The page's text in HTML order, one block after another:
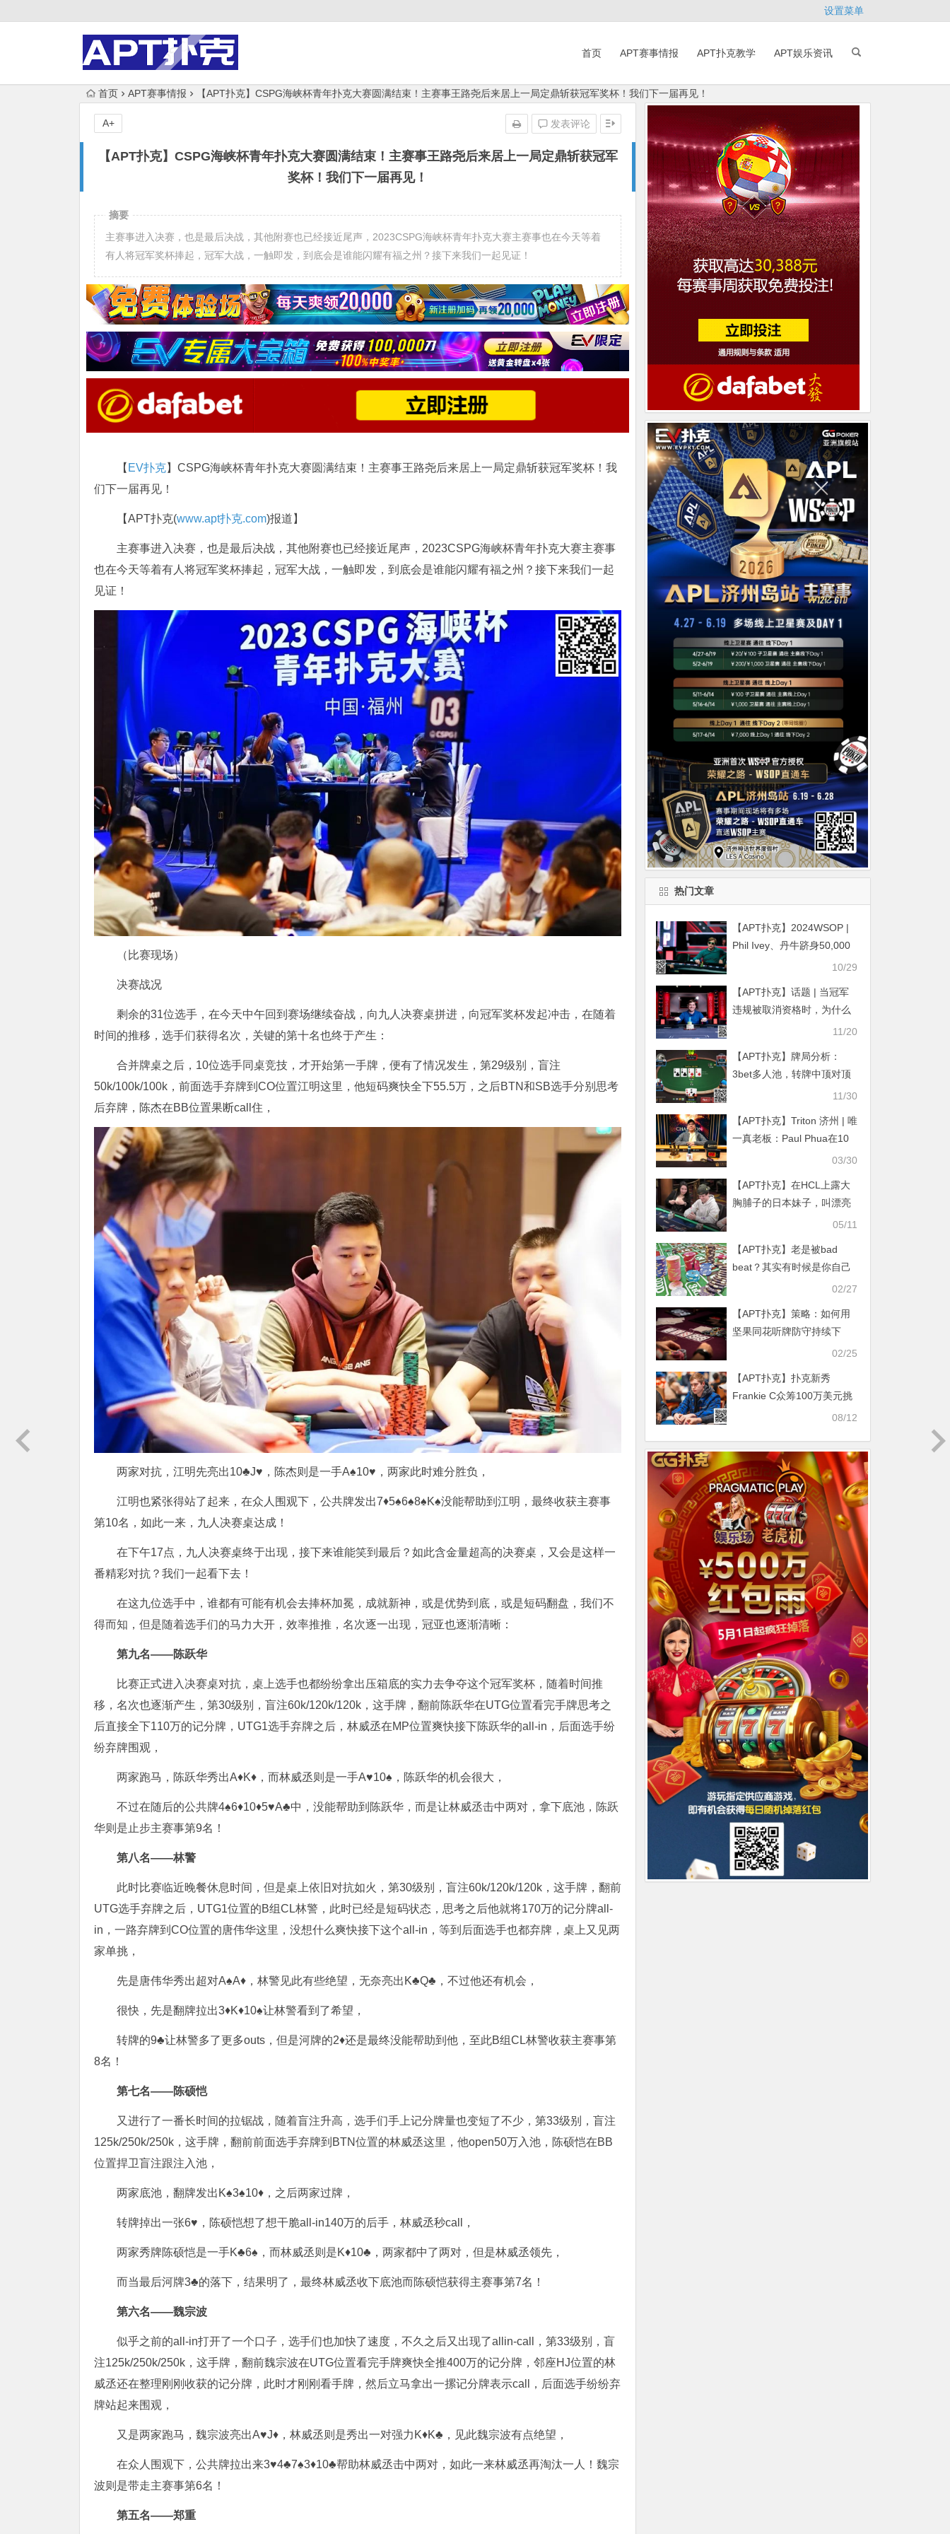
设置菜单
首页 APT赛事情报 APT扑克教学 APT娱乐资讯
首页 APT赛事情报 【APT扑克】CSPG海峡杯青年扑克大赛圆满结束！主赛事王路尧后来居上一局定鼎斩获冠军奖杯！我们下一届再见！
【APT扑克】CSPG海峡杯青年扑克大赛圆满结束！主赛事王路尧后来居上一局定鼎斩获冠军
奖杯！我们下一届再见！
发表评论
A+
摘要
主赛事进入决赛，也是最后决战，其他附赛也已经接近尾声，2023CSPG海峡杯青年扑克大赛主赛事也在今天等着
有人将冠军奖杯捧起，冠军大战，一触即发，到底会是谁能闪耀有福之州？接下来我们一起见证！
【 EV扑克】CSPG海峡杯青年扑克大赛圆满结束！主赛事王路尧后来居上一局定鼎斩获冠军奖杯！我
们下一届再见！
【APT扑克(www.apt扑克.com)报道】
主赛事进入决赛，也是最后决战，其他附赛也已经接近尾声，2023CSPG海峡杯青年扑克大赛主赛事
也在今天等着有人将冠军奖杯捧起，冠军大战，一触即发，到底会是谁能闪耀有福之州？接下来我们一起
见证！
（比赛现场）
决赛战况
剩余的31位选手，在今天中午回到赛场继续奋战，向九人决赛桌拼进，向冠军奖杯发起冲击，在随着
时间的推移，选手们获得名次，关键的第十名也终于产生：
合并牌桌之后，10位选手同桌竞技，才开始第一手牌，便有了情况发生，第29级别，盲注
50k/100k/100k，前面选手弃牌到CO位置江明这里，他短码爽快全下55.5万，之后BTN和SB选手分别思考
后弃牌，陈杰在BB位置果断call住，
两家对抗，江明先亮出10♣️J♥️，陈杰则是一手A♠️10♥️，两家此时难分胜负，
江明也紧张得站了起来，在众人围观下，公共牌发出7♦️5♠️6♠️8♠️K♠️没能帮助到江明，最终收获主赛事
第10名，如此一来，九人决赛桌达成！
在下午17点，九人决赛桌终于出现，接下来谁能笑到最后？如此含金量超高的决赛桌，又会是这样一
番精彩对抗？我们一起看下去！
在这九位选手中，谁都有可能有机会去捧杯加冕，成就新神，或是优势到底，或是短码翻盘，我们不
得而知，但是随着选手们的马力大开，效率推推，名次逐一出现，冠亚也逐渐清晰：
第九名——陈跃华
比赛正式进入决赛桌对抗，桌上选手也都纷纷拿出压箱底的实力去争夺这个冠军奖杯，随着时间推
移，名次也逐渐产生，第30级别，盲注60k/120k/120k，这手牌，翻前陈跃华在UTG位置看完手牌思考之
后直接全下110万的记分牌，UTG1选手弃牌之后，林威丞在MP位置爽快接下陈跃华的all-in，后面选手纷
纷弃牌围观，
两家跑马，陈跃华秀出A♦️K♦️，而林威丞则是一手A♥️10♠️，陈跃华的机会很大，
不过在随后的公共牌4♠️6♦️10♦️5♥️A♣️中，没能帮助到陈跃华，而是让林威丞击中两对，拿下底池，陈跃
华则是止步主赛事第9名！
第八名——林警
此时比赛临近晚餐休息时间，但是桌上依旧对抗如火，第30级别，盲注60k/120k/120k，这手牌，翻前
UTG选手弃牌之后，UTG1位置的B组CL林警，此时已经是短码状态，思考之后他就将170万的记分牌all-
in，一路弃牌到CO位置的唐伟华这里，没想什么爽快接下这个all-in，等到后面选手也都弃牌，桌上又见两
家单挑，
先是唐伟华秀出超对A♠️A♦️，林警见此有些绝望，无奈亮出K♣️Q♣️，不过他还有机会，
很快，先是翻牌拉出3♦️K♦️10♠️让林警看到了希望，
转牌的9♣️让林警多了更多outs，但是河牌的2♦️还是最终没能帮助到他，至此B组CL林警收获主赛事第
8名！
第七名——陈硕恺
又进行了一番长时间的拉锯战，随着盲注升高，选手们手上记分牌量也变短了不少，第33级别，盲注
125k/250k/250k，这手牌，翻前前面选手弃牌到BTN位置的林威丞这里，他open50万入池，陈硕恺在BB
位置捍卫盲注跟注入池，
两家底池，翻牌发出K♠️3♠️10♦️，之后两家过牌，
转牌掉出一张6♥️，陈硕恺想了想干脆all-in140万的后手，林威丞秒call，
两家秀牌陈硕恺是一手K♣️6♠️，而林威丞则是K♦️10♣️，两家都中了两对，但是林威丞领先，
而当最后河牌3♣️的落下，结果明了，最终林威丞收下底池而陈硕恺获得主赛事第7名！
第六名——魏宗波
似乎之前的all-in打开了一个口子，选手们也加快了速度，不久之后又出现了allin-call，第33级别，盲
注125k/250k/250k，这手牌，翻前魏宗波在UTG位置看完手牌爽快全推400万的记分牌，邻座HJ位置的林
威丞还在整理刚刚收获的记分牌，此时才刚刚看手牌，然后立马拿出一摞记分牌表示call，后面选手纷纷弃
牌站起来围观，
又是两家跑马，魏宗波亮出A♥️J♦️，林威丞则是秀出一对强力K♦️K♣️，见此魏宗波有点绝望，
在众人围观下，公共牌拉出来3♥️4♣️7♠️3♦️10♣️帮助林威丞击中两对，如此一来林威丞再淘汰一人！魏宗
波则是带走主赛事第6名！
第五名——郑重
热门文章
【APT扑克】2024WSOP |
Phil Ivey、丹牛跻身50,000
美元扑克玩家锦标赛12强10/29
【APT扑克】话题 | 当冠军
违规被取消资格时，为什么
11/20
【APT扑克】牌局分析：
3bet多人池，转牌中顶对顶
11/30
【APT扑克】Triton 济州 | 唯
一真老板：Paul Phua在10
周年特别赛中完成不可思议
03/30
【APT扑克】在HCL上露大
胸脯子的日本妹子，叫漂亮
05/11
【APT扑克】老是被bad
beat？其实有时候是你自己
02/27
【APT扑克】策略：如何用
坚果同花听牌防守持续下
02/25
【APT扑克】扑克新秀
Frankie C众筹100万美元挑
战传奇Kabrhel：是勇气还是
08/12